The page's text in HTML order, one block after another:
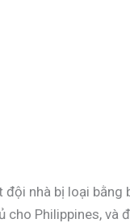
nhà bị loại bằng
Philippines, và